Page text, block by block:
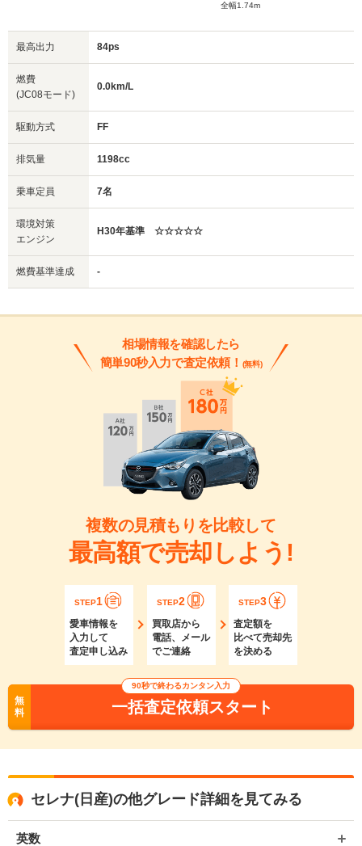
全幅1.74m
最高出力 84ps
燃費
(JC08モード)
0.0km/L
駆動方式 FF
排気量 1198cc
乗車定員 7名
環境対策
エンジン
H30年基準 ☆☆☆☆☆
燃費基準達成 -
相場情報を確認したら
簡単90秒入力で査定依頼！ (無料)
複数の見積もりを比較して
最高額で売却しよう!
STEP1
愛車情報を
入力して
査定申し込み
STEP2
買取店から
電話、メール
でご連絡
STEP3
査定額を
比べて売却先
を決める
無
料
90秒で終わるカンタン入力
一括査定依頼スタート
セレナ(日産)の他グレード詳細を見てみる
英数